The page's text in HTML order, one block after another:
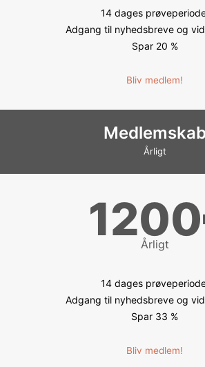
14 dages
Adgang til nyhedsbreve og
Spar 20 %
Bliv medlem!
Medlemskab
Årligt
1200
Årligt
14 dages
Adgang til nyhedsbreve og
Spar 33 %
Bliv medlem!